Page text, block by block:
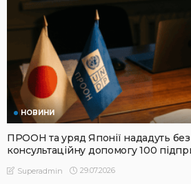
НОВИНИ
ПРООН та уряд Японії нададуть
консультаційну допомогу 100
Superadmin 29.07.2026